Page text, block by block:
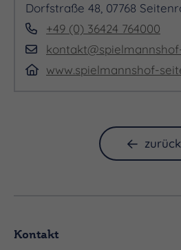
Dorfstraße 48, 07768
+49 (0) 36424 764000
www.spielmannshof-
zurück
Kontakt